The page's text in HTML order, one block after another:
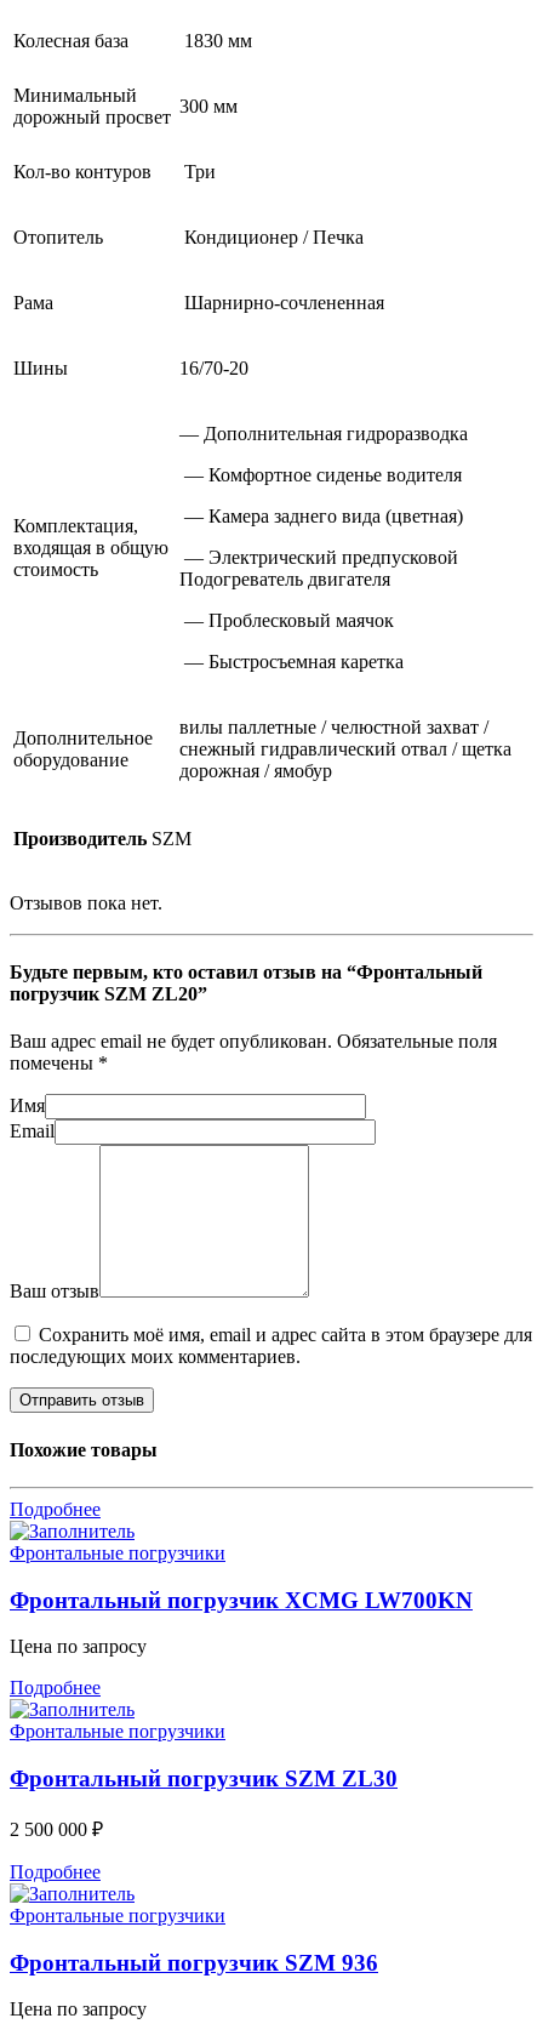
Колесная база 1830 мм
Минимальный
дорожный просвет
300 мм
Кол-во контуров Три
Отопитель Кондиционер / Печка
Рама Шарнирно-сочлененная
Шины 16/70-20
Комплектация,
входящая в общую
стоимость
— Дополнительная гидроразводка
— Комфортное сиденье водителя
— Камера заднего вида (цветная)
— Электрический предпусковой
Подогреватель двигателя
— Проблесковый маячок
— Быстросъемная каретка
Дополнительное
оборудование
вилы паллетные / челюстной захват /
снежный гидравлический отвал / щетка
дорожная / ямобур
Производитель SZM
Отзывов пока нет.
Будьте первым, кто оставил отзыв на “Фронтальный
погрузчик SZM ZL20”
Ваш адрес email не будет опубликован. Обязательные поля
помечены *
Имя
Email
Ваш отзыв
Сохранить моё имя, email и адрес сайта в этом браузере для
последующих моих комментариев.
Похожие товары
Подробнее
Фронтальные погрузчики
Фронтальный погрузчик XCMG LW700KN
Цена по запросу
Подробнее
Фронтальные погрузчики
Фронтальный погрузчик SZM ZL30
2 500 000 ₽
Подробнее
Фронтальные погрузчики
Фронтальный погрузчик SZM 936
Цена по запросу